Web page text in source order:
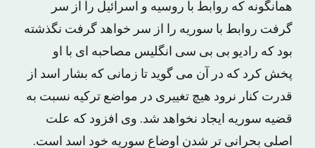
همانگونه که روابط با روسیه و اسرائیل را از سر
گرفت روابط با سوریه را از سر خواهد گرفت نگذشته
بود که رادیو بی بی سی انگلیس مصاحبه ای با او
پخش کرد که در آن می گوید تا زمانی که بشار اسد از
قدرت کنار نرود هیچ تغییری در مواضع ترکیه نسبت به
قضیه سوریه ایجاد نخواهد شد. وی افزود که علت
اصلی بحرانی تر شدن اوضاع سوریه خود اسد است.